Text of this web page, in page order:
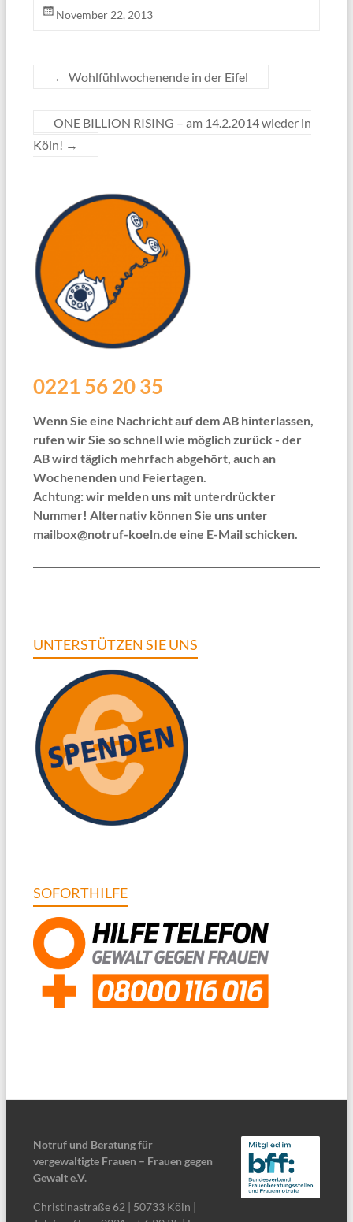
November 22, 2013
← Wohlfühlwochenende in der Eifel
ONE BILLION RISING – am 14.2.2014 wieder in
Köln! →
0221 56 20 35
Wenn Sie eine Nachricht auf dem AB hinterlassen,
rufen wir Sie so schnell wie möglich zurück - der
AB wird täglich mehrfach abgehört, auch an
Wochenenden und Feiertagen.
Achtung: wir melden uns mit unterdrückter
Nummer! Alternativ können Sie uns unter
mailbox@notruf-koeln.de eine E-Mail schicken.
UNTERSTÜTZEN SIE UNS
SOFORTHILFE
Notruf und Beratung für
vergewaltigte Frauen – Frauen gegen
Gewalt e.V.
Christinastraße 62 | 50733 Köln |